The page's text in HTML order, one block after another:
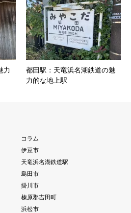
力
都田駅：天竜浜名湖鉄道の魅
力的な地上駅
コラム
伊豆市
天竜浜名湖鉄道駅
島田市
掛川市
榛原郡吉田町
浜松市